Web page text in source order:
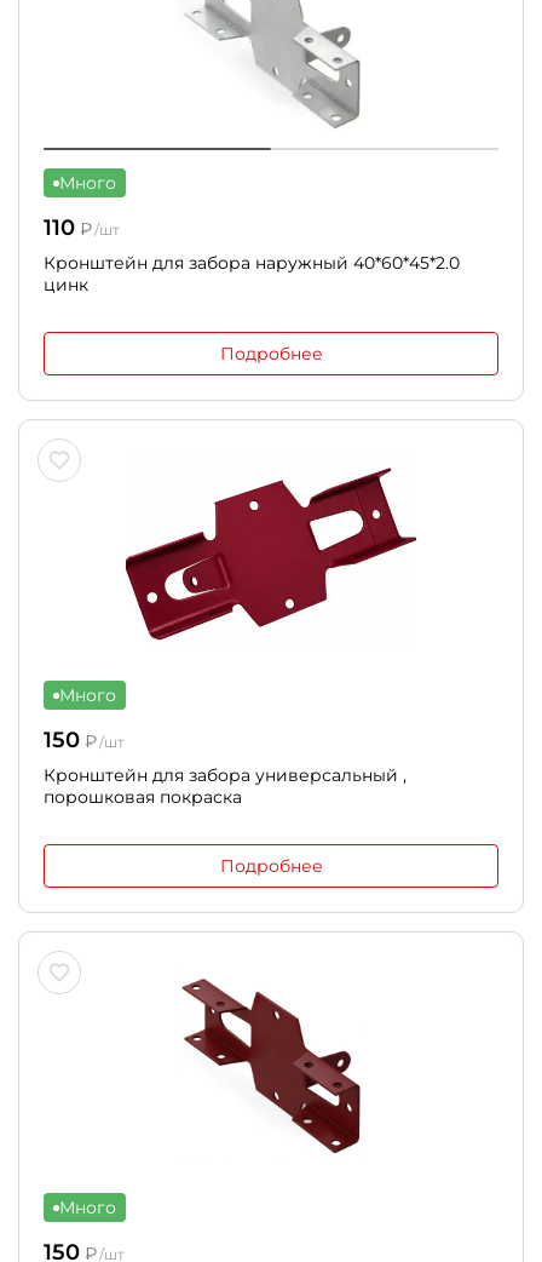
Много
110 ₽/шт
Кронштейн для забора наружный 40*60*45*2.0
цинк
Подробнее
Много
150 ₽/шт
Кронштейн для забора универсальный ,
порошковая покраска
Подробнее
Много
150 ₽/шт